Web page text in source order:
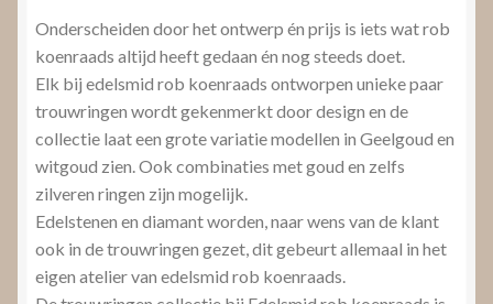
Onderscheiden door het ontwerp én prijs is iets wat rob
koenraads altijd heeft gedaan én nog steeds doet.
Elk bij edelsmid rob koenraads ontworpen unieke paar
trouwringen wordt gekenmerkt door design en de
collectie laat een grote variatie modellen in Geelgoud en
witgoud zien. Ook combinaties met goud en zelfs
zilveren ringen zijn mogelijk.
Edelstenen en diamant worden, naar wens van de klant
ook in de trouwringen gezet, dit gebeurt allemaal in het
eigen atelier van edelsmid rob koenraads.